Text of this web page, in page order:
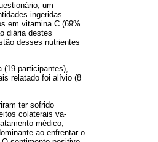
um
ingeridas.
em vitamina C (69%
diária des­tes
desses nutrientes
(19 participantes),
relatado foi alívio (8
ter sofrido
colaterais va­
médico,
ao enfrentar o